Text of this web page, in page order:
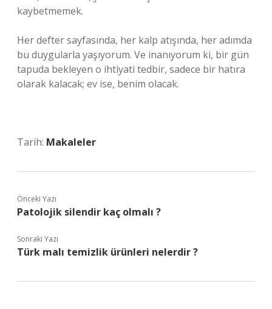
kaybetmemek.
Her defter sayfasında, her kalp atışında, her adımda
bu duygularla yaşıyorum. Ve inanıyorum ki, bir gün
tapuda bekleyen o ihtiyati tedbir, sadece bir hatıra
olarak kalacak; ev ise, benim olacak.
Tarih: Makaleler
Önceki Yazı
Patolojik silendir kaç olmalı ?
Sonraki Yazı
Türk malı temizlik ürünleri nelerdir ?